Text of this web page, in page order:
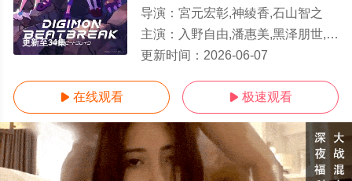
更新至34集
导演： 宮元宏彰,神綾香,石山智之
主演： 入野自由,潘惠美,黑泽朋世,田村睦心,关根有咲,久野美咲,阿座上洋平,滨野大辉,中井和哉
更新时间： 2026-06-07
 在线观看  极速观看